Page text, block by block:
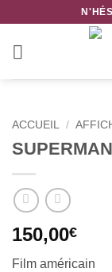
contenu
ACCUEIL /
SUPERMAN
150,00€
Film américain